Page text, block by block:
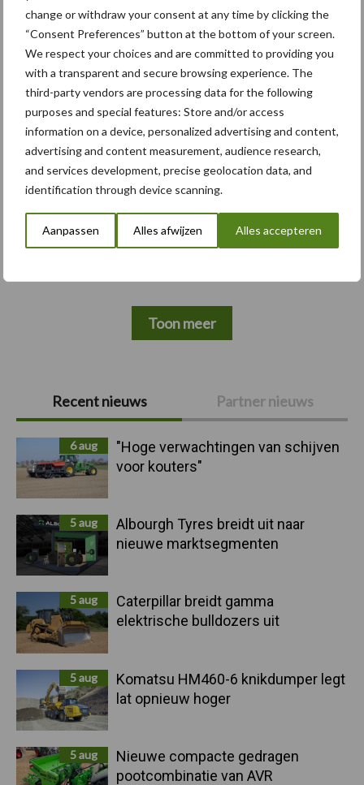
change or withdraw your consent at any time by clicking the
“Consent Preferences” button at the bottom of your screen.
We respect your choices and are committed to providing you
with a transparent and secure browsing experience. The
third-party vendors are processing data for the following
purposes and special features: Store and/or access
information on a device, personalized advertising and content,
advertising and content measurement, audience research,
and services development, precise geolocation data, and
identification through device scanning.
Aanpassen Alles afwijzen Alles accepteren
Primaire
Sidebar
Recent nieuws Partner nieuws
6 aug
"Hoge verwachtingen van schijven
voor kouters"
5 aug
Albourgh Tyres breidt uit naar
nieuwe marktsegmenten
5 aug
Caterpillar breidt gamma
elektrische bulldozers uit
5 aug
Komatsu HM460-6 knikdumper legt
lat opnieuw hoger
5 aug
Nieuwe compacte gedragen
pootcombinatie van AVR
Themapagina's
Bemesting Gewas & ruwvoer Loonwerk
Toon meer